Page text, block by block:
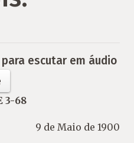
escutar em áudio
3-68
9 de Maio de 1900